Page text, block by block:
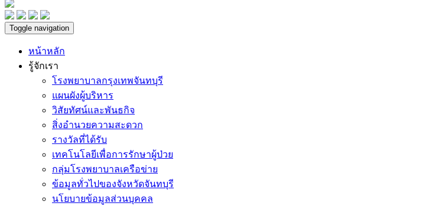
Toggle navigation
หน้าหลัก
รู้จักเรา
โรงพยาบาลกรุงเทพจันทบุรี
แผนผังผู้บริหาร
วิสัยทัศน์และพันธกิจ
สิ่งอำนวยความสะดวก
รางวัลที่ได้รับ
เทคโนโลยีเพื่อการรักษาผู้ป่วย
กลุ่มโรงพยาบาลเครือข่าย
ข้อมูลทั่วไปของจังหวัดจันทบุรี
นโยบายข้อมูลส่วนบุคคล